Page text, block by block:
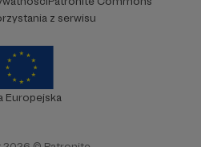
z serwisu
Europejska